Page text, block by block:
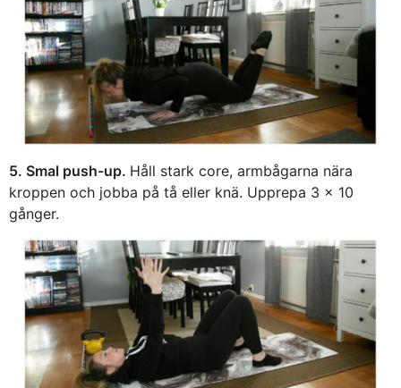
5. Smal push-up. Håll stark core, armbågarna nära
kroppen och jobba på tå eller knä. Upprepa 3 x 10
gånger.